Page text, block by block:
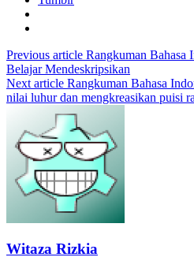
Previous article Rangkuman Bahasa
Belajar Mendeskripsikan
Next article Rangkuman Bahasa
nilai luhur dan mengkreasikan puisi
Witaza Rizkia